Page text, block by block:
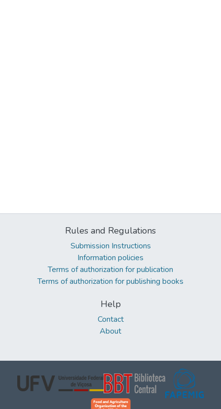
Rules and Regulations
Submission Instructions
Information policies
Terms of authorization for publication
Terms of authorization for publishing books
Help
Contact
About